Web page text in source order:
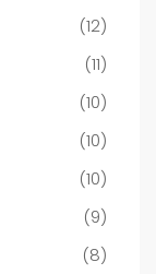
(12)
(11)
(10)
(10)
(10)
(9)
(8)